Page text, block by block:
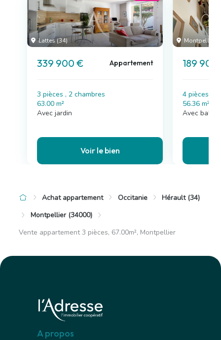
Lattes (34)
339 900 € Appartement
3 pièces , 2 chambres
63.00 m²
Avec jardin
Voir le bien
Montpellier
189
4 pièces , 2
56.36 m²
Avec
Achat appartement Occitanie
Hérault (34)
Montpellier (34000)
Vente appartement 3 pièces, 67.00m², Montpellier
A propos